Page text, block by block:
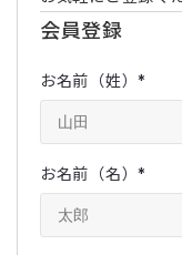
会員登録
お名前（姓）*
お名前（名）*